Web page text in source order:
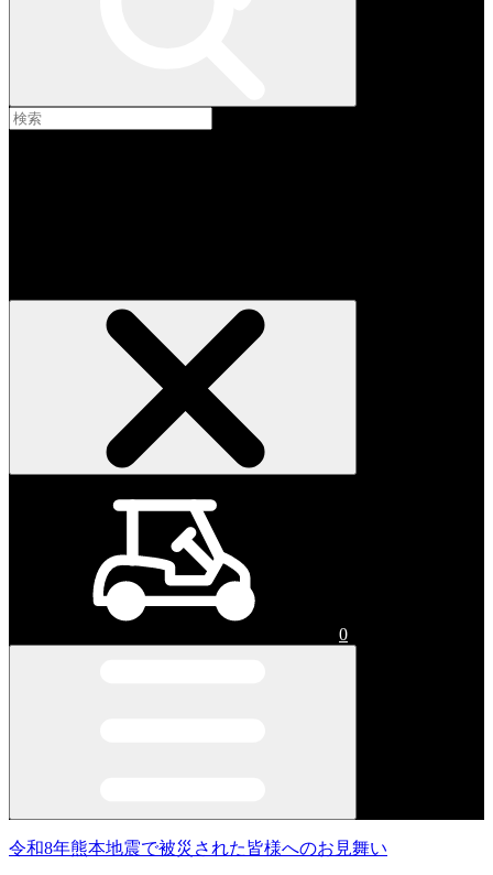
0
令和8年熊本地震で被災された皆様へのお見舞い